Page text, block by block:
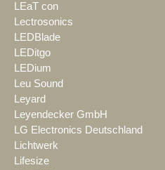
LEaT con
Lectrosonics
LEDBlade
LEDitgo
LEDium
Leu Sound
Leyard
Leyendecker GmbH
LG Electronics Deutschland
Lichtwerk
Lifesize